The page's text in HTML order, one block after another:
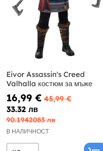
Eivor Assassin's Creed
Valhalla костюм за мъже
16,99 € 45,99 €
33.32 лв
90.1942083 лв
В НАЛИЧНОСТ